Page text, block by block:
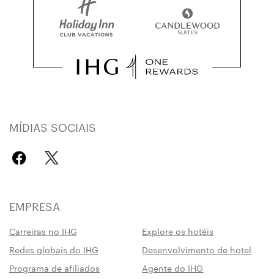
MÍDIAS SOCIAIS
EMPRESA
Carreiras no IHG
Explore os hotéis
Redes globais do IHG
Desenvolvimento de hotel
Programa de afiliados
Agente do IHG